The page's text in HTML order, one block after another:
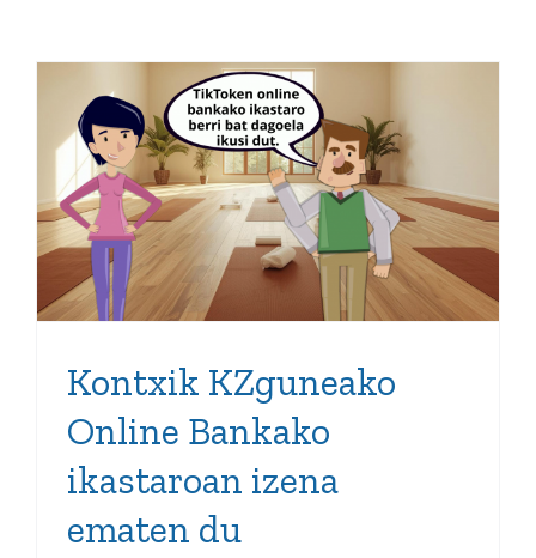
Kontxik KZguneako
Online Bankako
ikastaroan izena ematen
du
Kontxik KZguneako
Online Bankako
ikastaroan izena
ematen du